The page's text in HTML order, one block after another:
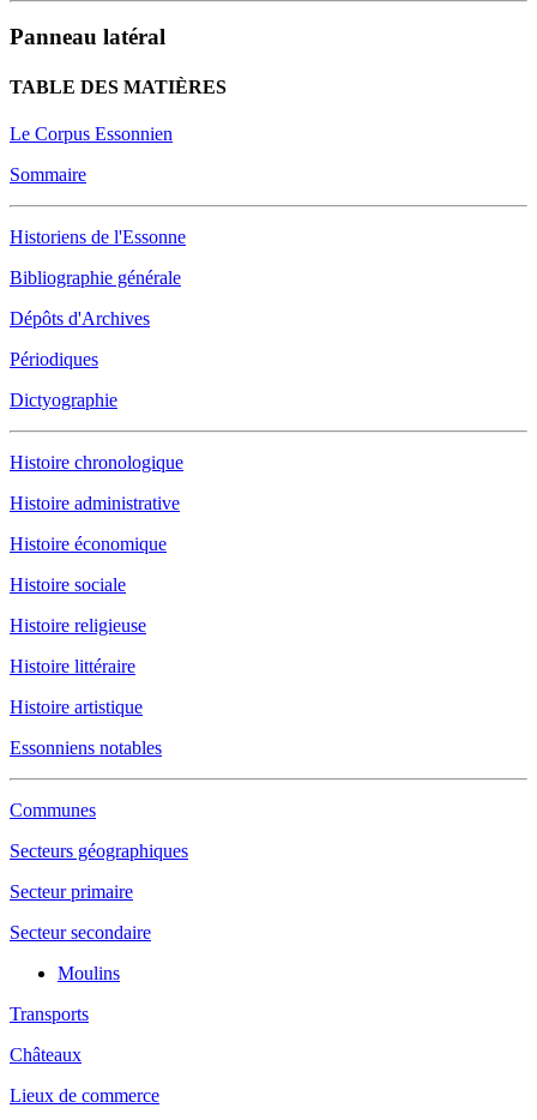
Panneau latéral
TABLE DES MATIÈRES
Le Corpus Essonnien
Sommaire
Historiens de l'Essonne
Bibliographie générale
Dépôts d'Archives
Périodiques
Dictyographie
Histoire chronologique
Histoire administrative
Histoire économique
Histoire sociale
Histoire religieuse
Histoire littéraire
Histoire artistique
Essonniens notables
Communes
Secteurs géographiques
Secteur primaire
Secteur secondaire
Moulins
Transports
Châteaux
Lieux de commerce